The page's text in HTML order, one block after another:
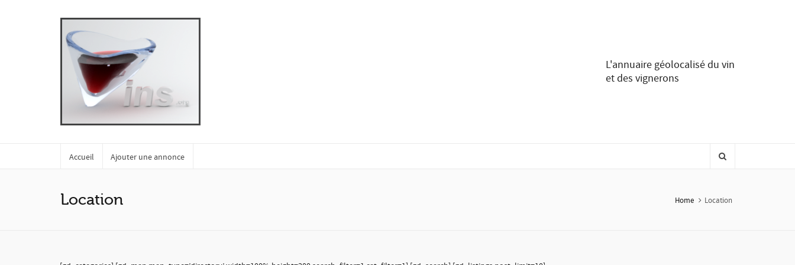
L'annuaire géolocalisé du vin
et des vignerons
Accueil Ajouter une annonce
Location Home Location